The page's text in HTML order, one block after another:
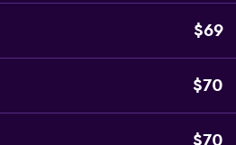
$69
$70
$70